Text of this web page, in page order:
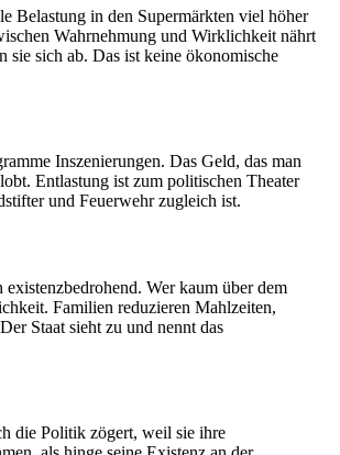
Belastung in den Supermärkten viel höher
Wahrnehmung und Wirklichkeit nährt
sie sich ab. Das ist keine ökonomische
Inszenierungen. Das Geld, das man
Entlastung ist zum politischen Theater
und Feuerwehr zugleich ist.
Wer kaum über dem
Familien reduzieren Mahlzeiten,
Staat sieht zu und nennt das
die Politik zögert, weil sie ihre